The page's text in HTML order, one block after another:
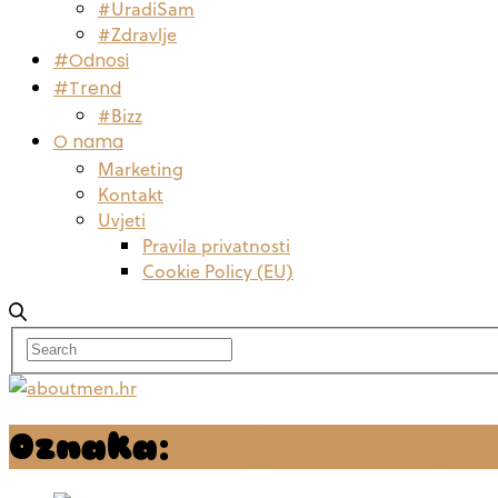
#UradiSam
#Zdravlje
#Odnosi
#Trend
#Bizz
O nama
Marketing
Kontakt
Uvjeti
Pravila privatnosti
Cookie Policy (EU)
Oznaka: